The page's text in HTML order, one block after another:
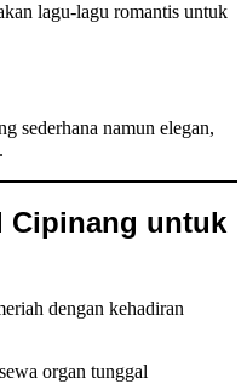
lagu-lagu romantis untuk
sederhana namun elegan,
Cipinang untuk
dengan kehadiran
organ tunggal